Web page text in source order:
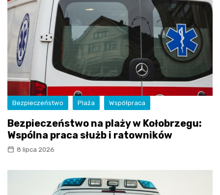
Bezpieczeństwo Plaża Współpraca
Bezpieczeństwo na plaży w Kołobrzegu:
Wspólna praca służb i ratowników
8 lipca 2026